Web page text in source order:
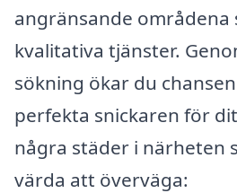
angränsande områdena
kvalitativa tjänster.
sökning ökar du
perfekta snickaren för
några städer i närheten
värda att överväga: